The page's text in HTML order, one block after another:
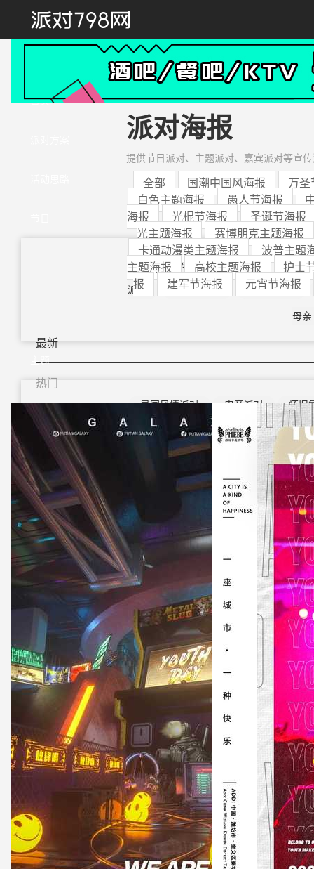
首页
情人节派对 光棍节派对 中秋
派对 劳动节派对 儿童节派对
母亲
主题
异国风情派对 电音派对 怀旧
派对 潮趴主题派对 夏日主题派
冰
海报
物料
素材下载
方案密码
上传回顾
上传素材
派对海报
提供节日派对、主题派对、嘉宾派对等宣
全部 国潮中国风海报
万圣
白色主题海报
愚人节海报
海报
光棍节海报
圣诞节海报
光主题海报
赛博朋克主题海报
卡通动漫类主题海报
波普主题
主题海报
高校主题海报
护士
报
建军节海报 元宵节海报
最新
热门